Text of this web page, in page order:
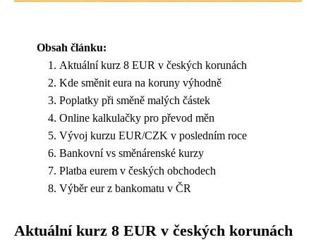
Obsah článku:
Aktuální kurz 8 EUR v českých korunách
Kde směnit eura na koruny výhodně
Poplatky při směně malých částek
Online kalkulačky pro převod měn
Vývoj kurzu EUR/CZK v posledním roce
Bankovní vs směnárenské kurzy
Platba eurem v českých obchodech
Výběr eur z bankomatu v ČR
Aktuální kurz 8 EUR v českých korunách